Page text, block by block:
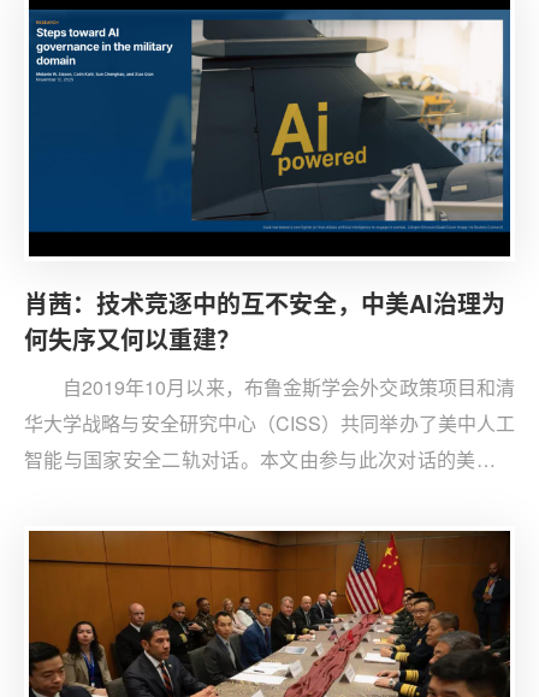
肖茜：技术竞逐中的互不安全，中美AI治理为
何失序又何以重建？
自2019年10月以来，布鲁金斯学会外交政策项目和清
华大学战略与安全研究中心（CISS）共同举办了美中人工
智能与国家安全二轨对话。本文由参与此次对话的美中代
究中心副主任、人工智能国际治理研究院副院长肖茜的观
点内容。